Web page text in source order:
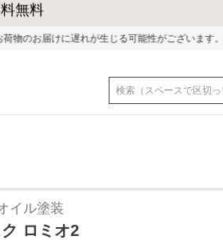
ア）
可能性がございます。ご迷惑をおかけしまして
イル塗装
ロミオ2